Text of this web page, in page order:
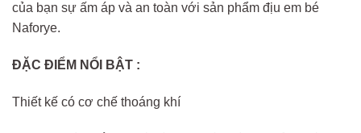
của bạn sự ấm áp và an toàn với sản phẩm địu em bé
Naforye.
ĐẶC ĐIỂM NỔI BẬT :
Thiết kế có cơ chế thoáng khí